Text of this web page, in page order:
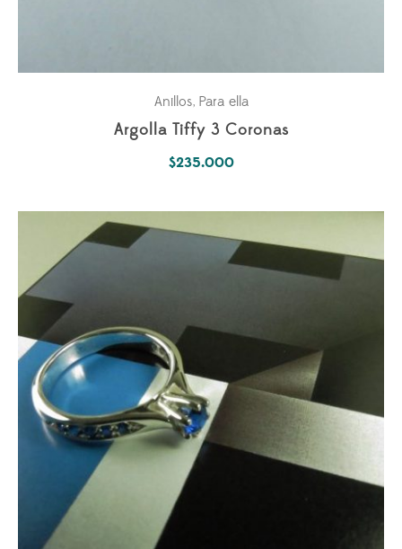
Anillos, Para ella
Argolla Tiffy 3 Coronas
$235.000